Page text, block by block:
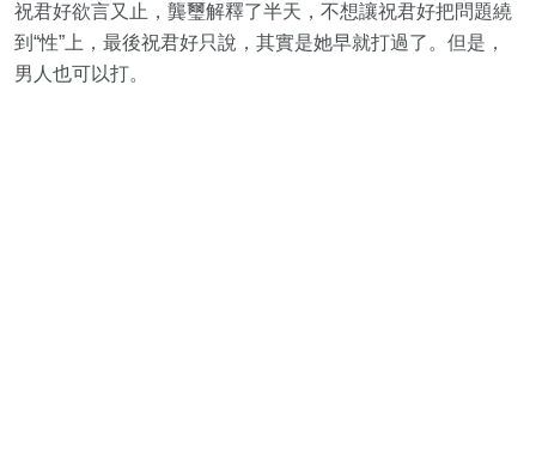
祝君好欲言又止，龔璽解釋了半天，不想讓祝君好把問題繞
到“性”上，最後祝君好只說，其實是她早就打過了。但是，
男人也可以打。